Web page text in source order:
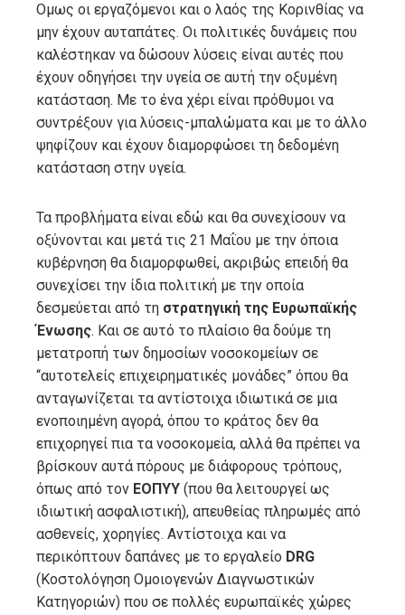
Ομως οι εργαζόμενοι και ο λαός της Κορινθίας να
μην έχουν αυταπάτες. Οι πολιτικές δυνάμεις που
καλέστηκαν να δώσουν λύσεις είναι αυτές που
έχουν οδηγήσει την υγεία σε αυτή την οξυμένη
κατάσταση. Με το ένα χέρι είναι πρόθυμοι να
συντρέξουν για λύσεις-μπαλώματα και με το άλλο
ψηφίζουν και έχουν διαμορφώσει τη δεδομένη
κατάσταση στην υγεία.
Τα προβλήματα είναι εδώ και θα συνεχίσουν να
οξύνονται και μετά τις 21 Μαΐου με την όποια
κυβέρνηση θα διαμορφωθεί, ακριβώς επειδή θα
συνεχίσει την ίδια πολιτική με την οποία
δεσμεύεται από τη στρατηγική της Ευρωπαϊκής
Ένωσης. Και σε αυτό το πλαίσιο θα δούμε τη
μετατροπή των δημοσίων νοσοκομείων σε
“αυτοτελείς επιχειρηματικές μονάδες” όπου θα
ανταγωνίζεται τα αντίστοιχα ιδιωτικά σε μια
ενοποιημένη αγορά, όπου το κράτος δεν θα
επιχορηγεί πια τα νοσοκομεία, αλλά θα πρέπει να
βρίσκουν αυτά πόρους με διάφορους τρόπους,
όπως από τον ΕΟΠΥΥ (που θα λειτουργεί ως
ιδιωτική ασφαλιστική), απευθείας πληρωμές από
ασθενείς, χορηγίες. Αντίστοιχα και να
περικόπτουν δαπάνες με το εργαλείο DRG
(Κοστολόγηση Ομοιογενών Διαγνωστικών
Κατηγοριών) που σε πολλές ευρωπαϊκές χώρες